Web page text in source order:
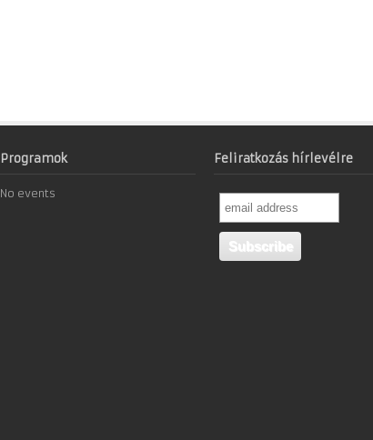
Programok
No events
Feliratkozás hírlevélre